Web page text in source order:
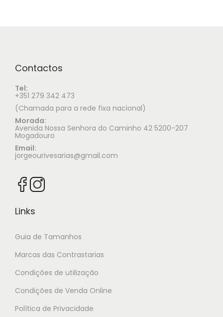
Contactos
Tel:
+351 279 342 473
(Chamada para a rede fixa nacional)
Morada:
Avenida Nossa Senhora do Caminho 42 5200-207
Mogadouro
Email:
jorgeourivesarias@gmail.com
Links
Guia de Tamanhos
Marcas das Contrastarias
Condições de utilização
Condições de Venda Online
Política de Privacidade